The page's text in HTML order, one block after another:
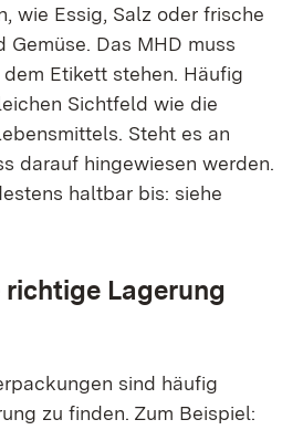
wie Essig, Salz oder frische
Gemüse. Das MHD muss
Etikett stehen. Häufig
Sichtfeld wie die
Steht es an
darauf hingewiesen werden.
haltbar bis: siehe
Lagerung
sind häufig
zu finden. Zum Beispiel: